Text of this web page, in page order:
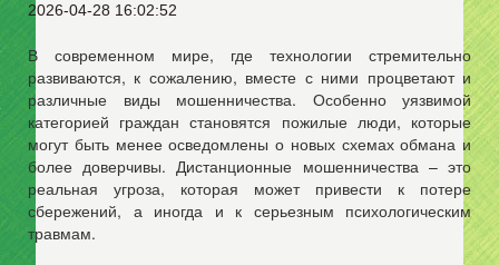
2026-04-28 16:02:52
В современном мире, где технологии стремительно
развиваются, к сожалению, вместе с ними процветают и
различные виды мошенничества. Особенно уязвимой
категорией граждан становятся пожилые люди, которые
могут быть менее осведомлены о новых схемах обмана и
более доверчивы. Дистанционные мошенничества – это
реальная угроза, которая может привести к потере
сбережений, а иногда и к серьезным психологическим
травмам.